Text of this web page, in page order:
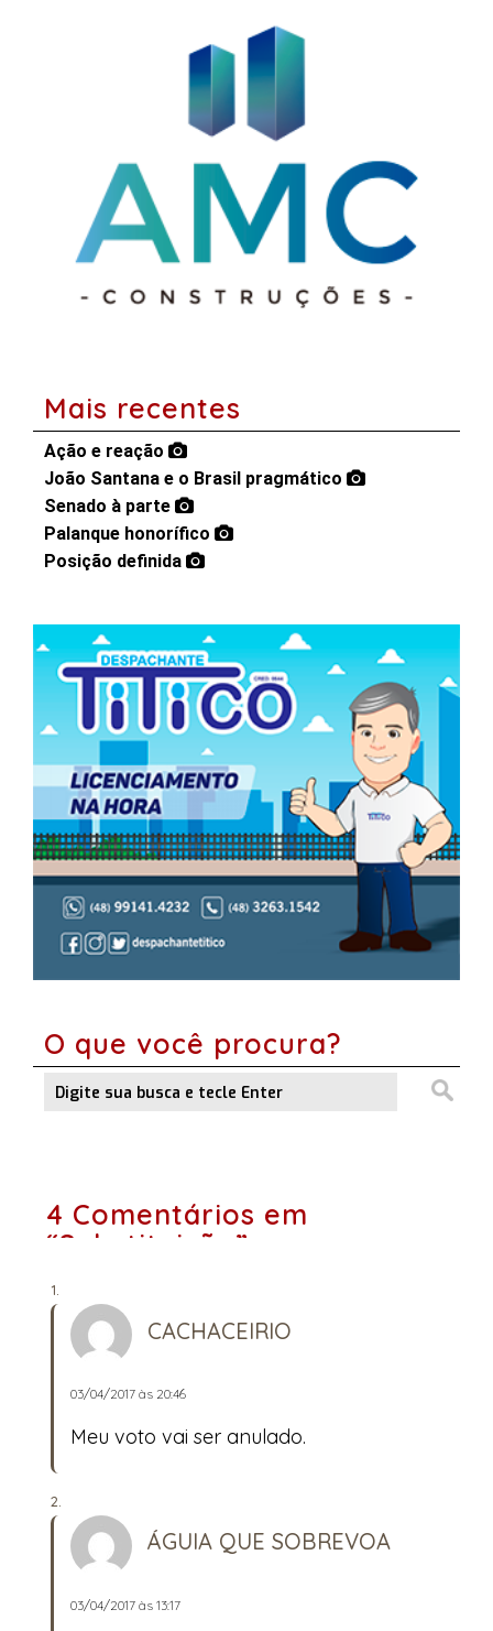
Mais recentes
Ação e reação
João Santana e o Brasil pragmático
Senado à parte
Palanque honorífico
Posição definida
O que você procura?
4 Comentários em
“Substituição”
CACHACEIRIO
03/04/2017 às 20:46
Meu voto vai ser anulado.
ÁGUIA QUE SOBREVOA
03/04/2017 às 13:17